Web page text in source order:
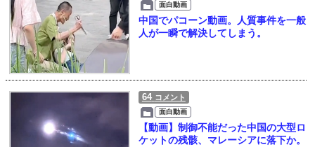
面白動画
中国でパコーン動画。人質事件を一般
人が一瞬で解決してしまう。
64 コメント
面白動画
【動画】制御不能だった中国の大型ロ
ケットの残骸、マレーシアに落下か。